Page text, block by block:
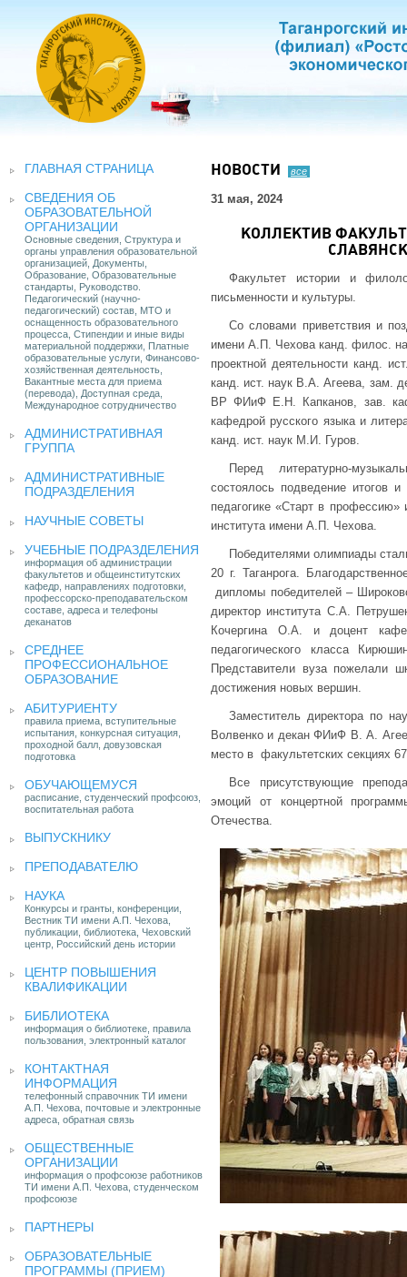
ГЛАВНАЯ СТРАНИЦА
СВЕДЕНИЯ ОБ
ОБРАЗОВАТЕЛЬНОЙ
ОРГАНИЗАЦИИ
Основные сведения, Структура и
органы управления образовательной
организацией, Документы,
Образование, Образовательные
стандарты, Руководство.
Педагогический (научно-
педагогический) состав, МТО и
оснащенность образовательного
процесса, Стипендии и иные виды
материальной поддержки, Платные
образовательные услуги, Финансово-
хозяйственная деятельность,
Вакантные места для приема
(перевода), Доступная среда,
Международное сотрудничество
АДМИНИСТРАТИВНАЯ
ГРУППА
АДМИНИСТРАТИВНЫЕ
ПОДРАЗДЕЛЕНИЯ
НАУЧНЫЕ СОВЕТЫ
УЧЕБНЫЕ ПОДРАЗДЕЛЕНИЯ
информация об администрации
факультетов и общеинститутских
кафедр, направлениях подготовки,
профессорско-преподавательском
составе, адреса и телефоны
деканатов
СРЕДНЕЕ
ПРОФЕССИОНАЛЬНОЕ
ОБРАЗОВАНИЕ
АБИТУРИЕНТУ
правила приема, вступительные
испытания, конкурсная ситуация,
проходной балл, довузовская
подготовка
ОБУЧАЮЩЕМУСЯ
расписание, студенческий профсоюз,
воспитательная работа
ВЫПУСКНИКУ
ПРЕПОДАВАТЕЛЮ
НАУКА
Конкурсы и гранты, конференции,
Вестник ТИ имени А.П. Чехова,
публикации, библиотека, Чеховский
центр, Российский день истории
ЦЕНТР ПОВЫШЕНИЯ
КВАЛИФИКАЦИИ
БИБЛИОТЕКА
информация о библиотеке, правила
пользования, электронный каталог
КОНТАКТНАЯ
ИНФОРМАЦИЯ
телефонный справочник ТИ имени
А.П. Чехова, почтовые и электронные
адреса, обратная связь
ОБЩЕСТВЕННЫЕ
ОРГАНИЗАЦИИ
информация о профсоюзе работников
ТИ имени А.П. Чехова, студенческом
профсоюзе
ПАРТНЕРЫ
ОБРАЗОВАТЕЛЬНЫЕ
ПРОГРАММЫ (ПРИЕМ)
НОВОСТИ все
31 мая, 2024
КОЛЛЕКТИВ
Факультет истории и
письменности и культуры.
Со словами приветствия и
имени А.П. Чехова канд. филос.
проектной деятельности канд.
канд. ист. наук В.А. Агеева, зам.
ВР ФИиФ Е.Н. Капканов, зав.
кафедрой русского языка и
канд. ист. наук М.И. Гуров.
Перед литературно-
состоялось подведение итогов
педагогике «Старт в профессию»
института имени А.П. Чехова.
Победителями олимпиады
20 г. Таганрога.
дипломы победителей –
директор института С.А.
Кочергина О.А. и доцент
педагогического класса
Представители вуза пожелали
достижения новых вершин.
Заместитель директора по
Волвенко и декан ФИиФ В. А.
место в факультетских секциях
Все присутствующие
эмоций от концертной
Отечества.